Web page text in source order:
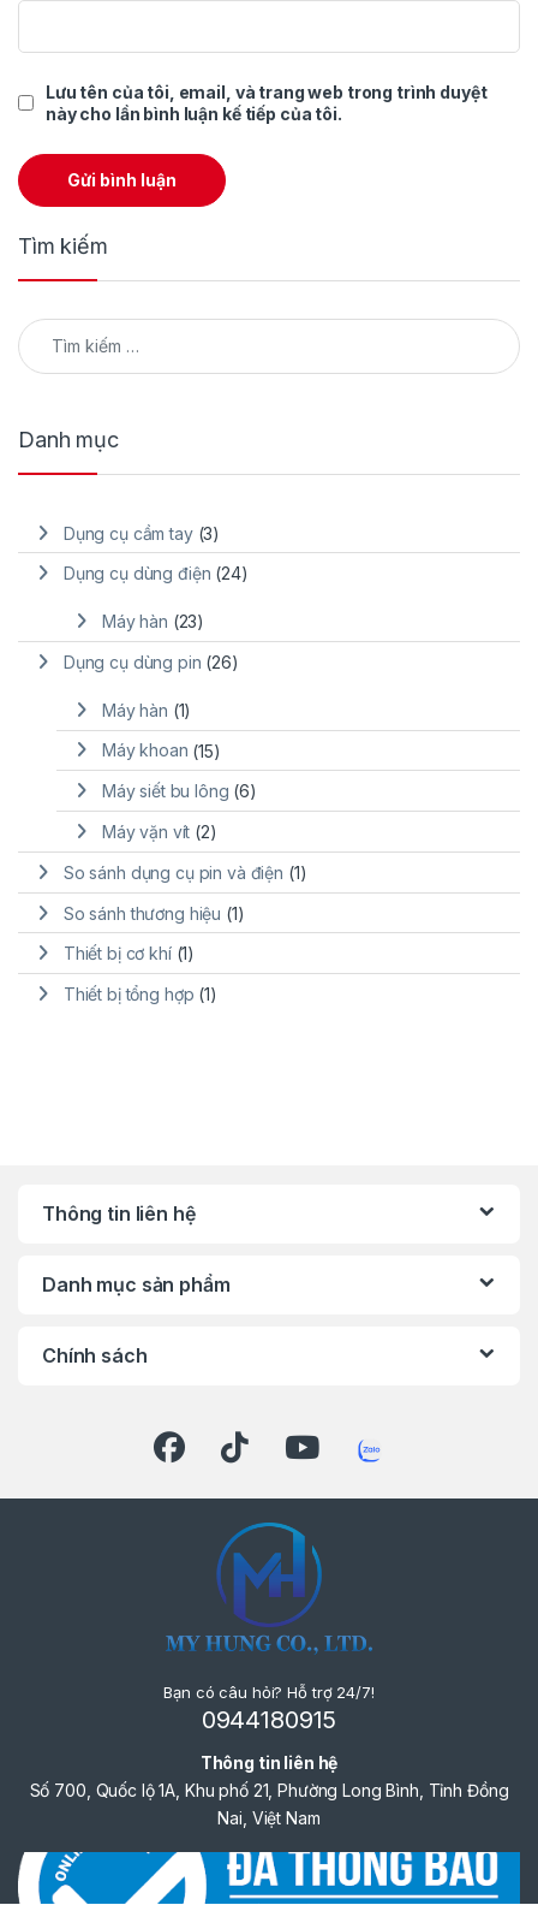
Lưu tên của tôi, email, và trang web trong trình duyệt
này cho lần bình luận kế tiếp của tôi.
Tìm kiếm
Tìm kiếm cho:
Danh mục
Dụng cụ cầm tay(3)
Dụng cụ dùng điện (24)
Máy hàn (23)
Dụng cụ dùng pin (26)
Máy hàn (1)
Máy khoan (15)
Máy siết bu lông (6)
Máy vặn vít (2)
So sánh dụng cụ pin và điện (1)
So sánh thương hiệu (1)
Thiết bị cơ khí(1)
Thiết bị tổng hợp (1)
Thông tin liên hệ
Danh mục sản phẩm
Chính sách
Bạn có câu hỏi? Hỗ trợ 24/7!
0944180915
Thông tin liên hệ
Số 700, Quốc lộ 1A, Khu phố 21, Phường Long Bình, Tỉnh Đồng
Nai, Việt Nam